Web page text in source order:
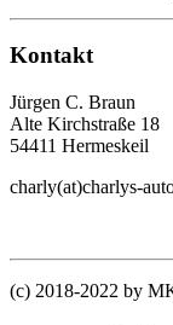
Kontakt
Jürgen C. Braun
Alte Kirchstraße 18
54411 Hermeskeil
charly(at)charlys-
(c) 2018-2022 by